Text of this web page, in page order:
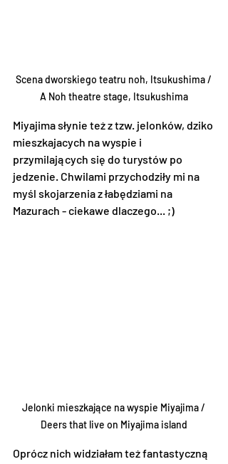
Scena dworskiego teatru noh, Itsukushima /
A Noh theatre stage, Itsukushima
Miyajima słynie też z tzw. jelonków, dziko
mieszkajacych na wyspie i
przymilających się do turystów po
jedzenie. Chwilami przychodziły mi na
myśl skojarzenia z łabędziami na
Mazurach - ciekawe dlaczego... ;)
Jelonki mieszkające na wyspie Miyajima /
Deers that live on Miyajima island
Oprócz nich widziałam też fantastyczną